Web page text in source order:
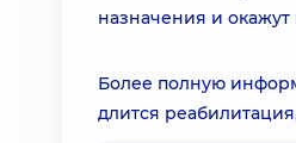
назначения и
Более полную
длится